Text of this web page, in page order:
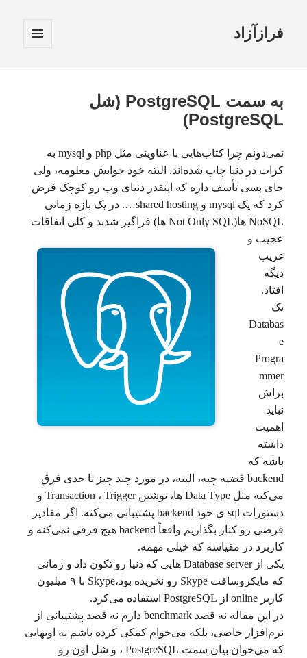
فرازآزاد
ابزارک‌ها
به سمت PostgreSQL (شل
PostgreSQL)
نمی‌دونم چرا کتاب‌هایی با عناوینی مثل php و mysql به
کرات در دنیا چاپ شده‌اند. البته خود جوابش معلومه، ولی
جای بسی تأسف داره که اینقدر دنیای وب رو کوچک فرض
کرد که یک mysql و shared hosting…. در یک بازه زمانی
NoSQL ها(Not Only SQL ها) فراگیر
شدند و کلی اتفاقات
عجیب و
غریب
دیگه
افتاد.
یک
Databas
e
Progra
mmer
براش
نباید
اهمیت
داشته
باشه که
backend قضیه چیه، البته، در مورد چند چیز تا حدی فرق
می‌کنه مثل Data Type ها، نوشتن Transaction ، Trigger و
دستورات sql ی خود backend پشتیبانی می‌کنه. اگر مقادیر
فرضی رو کنار بگذاریم واقعاً backend هیچ فرقی نمی‌کنه و
کاربرد در مقیاسه که خیلی مهمه.
یکی از Database server هایی که دنیا رو تکون داد و زمانی
که مایکروسافت Skype رو نخریده بود،Skype با ۹ میلیون
کاربر online از PostgreSQL استفاده می‌کرد.
در این مقاله نه قصد benchmark دارم نه قصد پشتیبانی از
نرم‌افزار خاصی، بلکه می‌خوام کمکی کرده باشم به اونهایی
که می‌خوان بیان سمت PostgreSQL ، و شل اون رو